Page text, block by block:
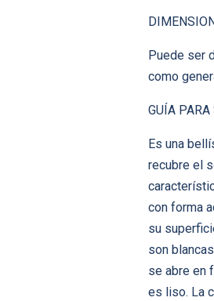
Puede ser
como
GUÍA
Es una
recubre el
con forma
su
son
se abre en
es liso. La